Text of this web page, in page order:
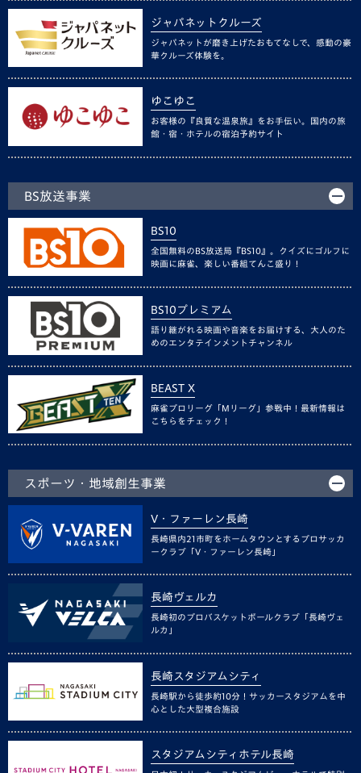
ジャパネットクルーズ
ジャパネットが磨き上げたおもてなしで、感動の豪
華クルーズ体験を。
ゆこゆこ
お客様の『良質な温泉旅』をお手伝い。国内の旅
館・宿・ホテルの宿泊予約サイト
BS放送事業
BS10
全国無料のBS放送局『BS10』。クイズにゴルフに
映画に麻雀、楽しい番組てんこ盛り！
BS10プレミアム
語り継がれる映画や音楽をお届けする、大人のた
めのエンタテインメントチャンネル
BEAST X
麻雀プロリーグ「Mリーグ」参戦中！最新情報は
こちらをチェック！
スポーツ・地域創生事業
V・ファーレン長崎
長崎県内21市町をホームタウンとするプロサッカ
ークラブ「V・ファーレン長崎」
長崎ヴェルカ
長崎初のプロバスケットボールクラブ「長崎ヴェ
ルカ」
長崎スタジアムシティ
長崎駅から徒歩約10分！サッカースタジアムを中
心とした大型複合施設
スタジアムシティホテル長崎